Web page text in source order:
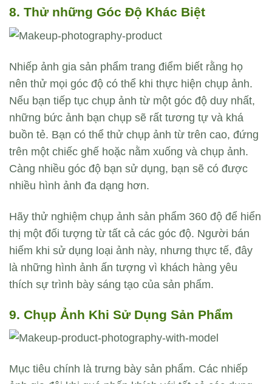
8. Thử những Góc Độ Khác Biệt
Nhiếp ảnh gia sản phẩm trang điểm biết rằng họ
nên thử mọi góc độ có thể khi thực hiện chụp ảnh.
Nếu bạn tiếp tục chụp ảnh từ một góc độ duy nhất,
những bức ảnh bạn chụp sẽ rất tương tự và khá
buồn tẻ. Bạn có thể thử chụp ảnh từ trên cao, đứng
trên một chiếc ghế hoặc nằm xuống và chụp ảnh.
Càng nhiều góc độ bạn sử dụng, bạn sẽ có được
nhiều hình ảnh đa dạng hơn.
Hãy thử nghiệm chụp ảnh sản phẩm 360 độ để hiển
thị một đối tượng từ tất cả các góc độ. Người bán
hiếm khi sử dụng loại ảnh này, nhưng thực tế, đây
là những hình ảnh ấn tượng vì khách hàng yêu
thích sự trình bày sáng tạo của sản phẩm.
9. Chụp Ảnh Khi Sử Dụng Sản Phẩm
Mục tiêu chính là trưng bày sản phẩm. Các nhiếp